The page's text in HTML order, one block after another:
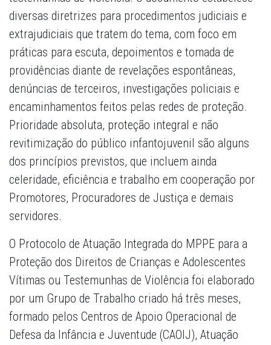
diversas diretrizes para procedimentos judiciais e
extrajudiciais que tratem do tema, com foco em
práticas para escuta, depoimentos e tomada de
providências diante de revelações espontâneas,
denúncias de terceiros, investigações policiais e
encaminhamentos feitos pelas redes de proteção.
Prioridade absoluta, proteção integral e não
revitimização do público infantojuvenil são alguns
dos princípios previstos, que incluem ainda
celeridade, eficiência e trabalho em cooperação por
Promotores, Procuradores de Justiça e demais
servidores.
O Protocolo de Atuação Integrada do MPPE para a
Proteção dos Direitos de Crianças e Adolescentes
Vítimas ou Testemunhas de Violência foi elaborado
por um Grupo de Trabalho criado há três meses,
formado pelos Centros de Apoio Operacional de
Defesa da Infância e Juventude (CAOIJ), Atuação